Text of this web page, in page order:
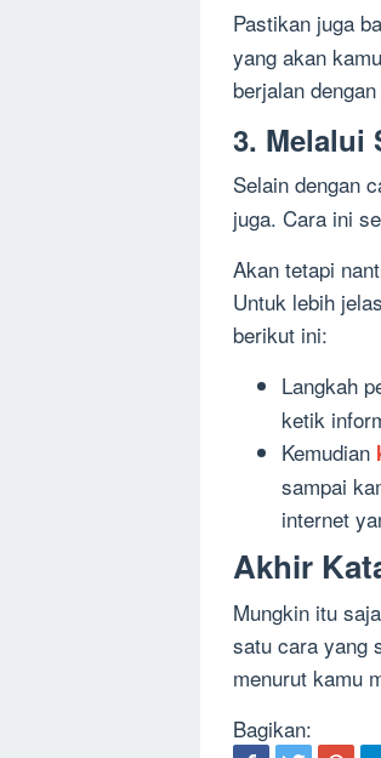
Pastikan juga
yang akan
berjalan
3. Melalui
Selain dengan
juga. Cara ini
Akan tetapi
Untuk lebih
berikut ini:
Langkah
ketik
Kemudian
sampai
internet
Akhir
Mungkin itu
satu cara yang
menurut kamu
Bagikan: